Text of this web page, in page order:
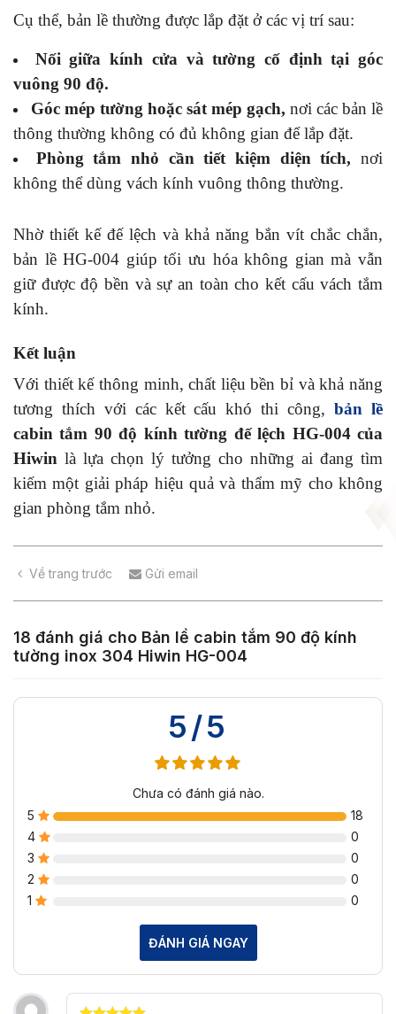
Cụ thể, bản lề thường được lắp đặt ở các vị trí sau:
Nối giữa kính cửa và tường cố định tại góc
vuông 90 độ.
Góc mép tường hoặc sát mép gạch, nơi các bản lề
thông thường không có đủ không gian để lắp đặt.
Phòng tắm nhỏ cần tiết kiệm diện tích, nơi
không thể dùng vách kính vuông thông thường.
Nhờ thiết kế đế lệch và khả năng bắn vít chắc chắn,
bản lề HG-004 giúp tối ưu hóa không gian mà vẫn
giữ được độ bền và sự an toàn cho kết cấu vách tắm
kính.
Kết luận
Với thiết kế thông minh, chất liệu bền bỉ và khả năng
tương thích với các kết cấu khó thi công,bản lề
cabin tắm 90 độ kính tường đế lệch HG-004 của
Hiwin là lựa chọn lý tưởng cho những ai đang tìm
kiếm một giải pháp hiệu quả và thẩm mỹ cho không
gian phòng tắm nhỏ.
Về trang trước Gửi email
18 đánh giá cho Bản lề cabin tắm 90 độ kính
tường inox 304 Hiwin HG-004
5/5
Chưa có đánh giá nào.
5
18
4
0
3
0
2
0
1
0
ĐÁNH GIÁ NGAY